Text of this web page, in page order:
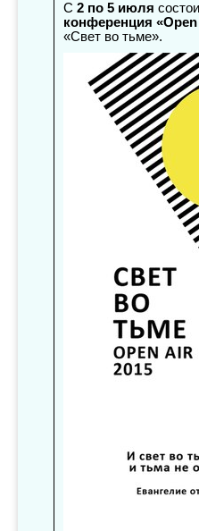
С 2 по 5 июля
конференция «Open
«Свет во тьме».